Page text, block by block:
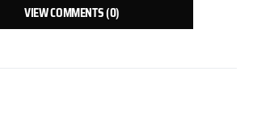
VIEW COMMENTS (0)